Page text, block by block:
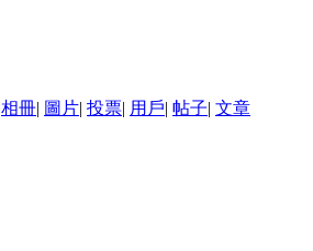
相冊| 圖片| 投票| 用戶| 帖子| 文章